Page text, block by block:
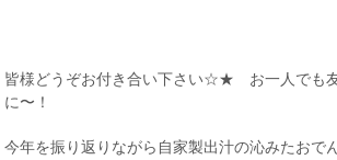
皆様どうぞお付き合い下さい☆★ お一人でも
に〜！
今年を振り返りながら自家製出汁の沁みたおで